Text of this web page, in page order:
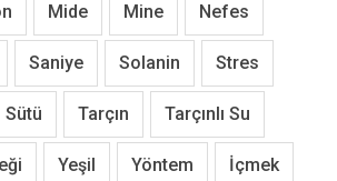
Mide Mine Nefes
Saniye Solanin Stres
Sütü Tarçın Tarçınlı Su
Yeşil Yöntem İçmek